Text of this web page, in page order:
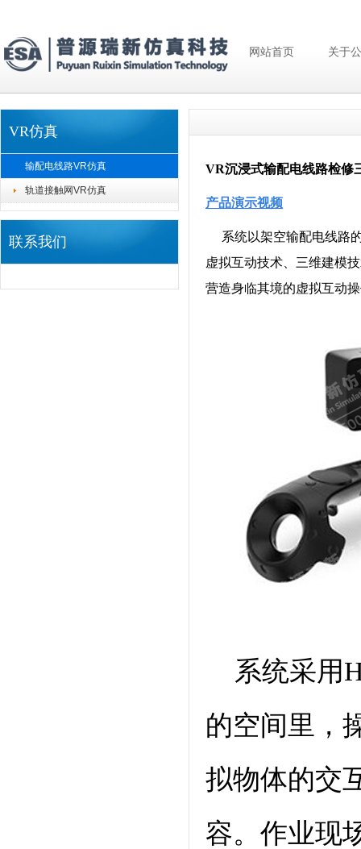
网站首页 关于
VR仿真
输配电线路VR仿真
轨道接触网VR仿真
联系我们
VR沉浸式输配电线路检修
产品演示视频
系统以架空输配电线路
虚拟互动技术、三维建模
营造身临其境的虚拟互动
系统采用
的空间里，
拟物体的交
容。作业现